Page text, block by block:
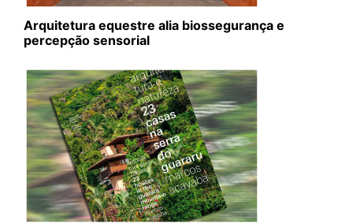
Arquitetura equestre alia biossegurança e
percepção sensorial